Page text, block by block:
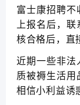
富士康招聘不
上报名后，
核合格后，直
近期一些非法
质被褥生活用
相信小利益诱